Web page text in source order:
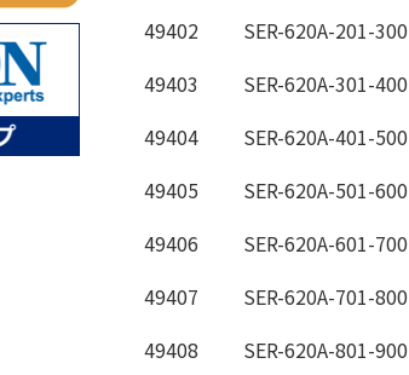
49402
SER-620A-201-300
49403
SER-620A-301-400
49404
SER-620A-401-500
49405
SER-620A-501-600
49406
SER-620A-601-700
49407
SER-620A-701-800
49408
SER-620A-801-900